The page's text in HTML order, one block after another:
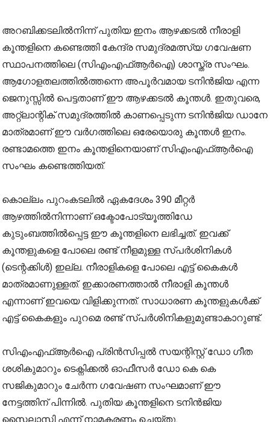
അറബിക്കടലിൽനിന്ന് പുതിയ ഇനം ആഴക്കടൽ നീരാളി
കൂന്തളിനെ കണ്ടെത്തി കേന്ദ്ര സമുദ്രമത്സ്യ ഗവേഷണ
സ്ഥാപനത്തിലെ (സിഎംഎഫ്ആർഐ) ശാസ്ത്ര സംഘം.
ആഗോളതലത്തിൽത്തന്നെ അപൂർവമായ ടനിൻജിയ എന്ന
ജെനുസ്സിൽ പെട്ടതാണ് ഈ ആഴക്കടൽ കൂന്തൾ. ഇതുവരെ,
അറ്റ്‌ലാന്റിക് സമുദ്രത്തിൽ കാണപ്പെടുന്ന ടനിൻജിയ ഡാനേ
മാത്രമാണ് ഈ വർഗത്തിലെ ഒരേയൊരു കൂന്തൾ ഇനം.
രണ്ടാമത്തെ ഇനം കൂന്തളിനെയാണ് സിഎംഎഫ്ആർഐ
സംഘം കണ്ടെത്തിയത്.
കൊല്ലം പുറംകടലിൽ ഏകദേശം 390 മീറ്റർ
ആഴത്തിൽനിന്നാണ് ഒക്ടോപോട്യൂത്തിഡേ
കുടുംബത്തിൽപ്പെട്ട ഈ കൂന്തളിനെ ലഭിച്ചത്. ഇവക്ക്
കൂന്തളുകളെ പോലെ രണ്ട് നീളമുള്ള സ്പർശിനികൾ
(ടെന്റക്കിൾ) ഇല്ല. നീരാളികളെ പോലെ എട്ട് കൈകൾ
മാത്രമാണുള്ളത്. ഇക്കാരണത്താൽ നീരാളി കൂന്തൾ
എന്നാണ് ഇവയെ വിളിക്കുന്നത്. സാധാരണ കൂന്തളുകൾക്ക്
എട്ട് കൈകളും പുറമെ രണ്ട് സ്പർശിനികളുമുണ്ടാകാറുണ്ട്.
സിഎംഎഫ്ആർഐ പ്രിൻസിപ്പൽ സയന്റിസ്റ്റ് ഡോ ഗീത
ശശികുമാറും ടെക്നിക്കൽ ഓഫീസർ ഡോ കെ കെ
സജികുമാറും ചേർന്ന ഗവേഷണ സംഘമാണ് ഈ
നേട്ടത്തിന് പിന്നിൽ. പുതിയ കൂന്തളിനെ ടനിൻജിയ
സൈലാസി എന്ന് നാമകരണം ചെയ്തു.